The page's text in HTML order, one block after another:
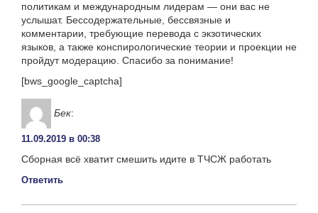
политикам и международным лидерам — они вас не
услышат. Бессодержательные, бессвязные и
комментарии, требующие перевода с экзотических
языков, а также конспирологические теории и проекции не
пройдут модерацию. Спасибо за понимание!
[bws_google_captcha]
Бек:
11.09.2019 в 00:38
Сборная всё хватит смешить идите в ТЧСЖ работать
Ответить